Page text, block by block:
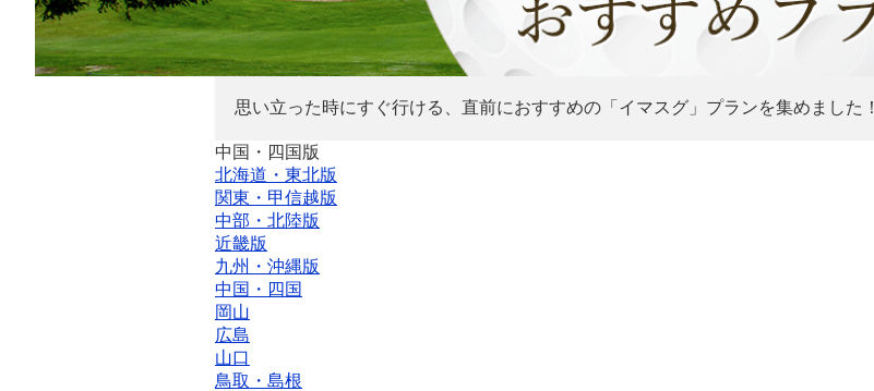
思い立った時にすぐ行ける、直前におすすめの「イマスグ」プランを集めました！
中国・四国版
北海道・東北版
関東・甲信越版
中部・北陸版
近畿版
九州・沖縄版
中国・四国
岡山
広島
山口
鳥取・島根